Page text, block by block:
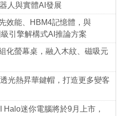
人與實體AI發展
效能、HBM4記憶體，與
引擎解構式AI推論方案
化螢幕桌，融入木紋、磁吸元
光熱昇華鍵帽，打造更多變客
迷你電腦將於9月上市，